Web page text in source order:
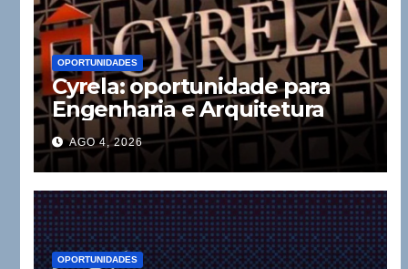
OPORTUNIDADES
Cyrela: oportunidade para
Engenharia e Arquitetura
AGO 4, 2026
OPORTUNIDADES